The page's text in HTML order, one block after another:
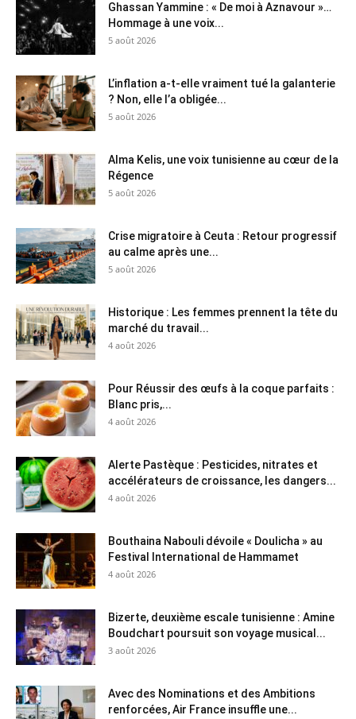
Ghassan Yammine : « De moi à Aznavour »…
Hommage à une voix...
5 août 2026
L’inflation a-t-elle vraiment tué la galanterie
? Non, elle l’a obligée...
5 août 2026
Alma Kelis, une voix tunisienne au cœur de la
Régence
5 août 2026
Crise migratoire à Ceuta : Retour progressif
au calme après une...
5 août 2026
Historique : Les femmes prennent la tête du
marché du travail...
4 août 2026
Pour Réussir des œufs à la coque parfaits :
Blanc pris,...
4 août 2026
Alerte Pastèque : Pesticides, nitrates et
accélérateurs de croissance, les dangers...
4 août 2026
Bouthaina Nabouli dévoile « Doulicha » au
Festival International de Hammamet
4 août 2026
Bizerte, deuxième escale tunisienne : Amine
Boudchart poursuit son voyage musical...
3 août 2026
Avec des Nominations et des Ambitions
renforcées, Air France insuffle une...